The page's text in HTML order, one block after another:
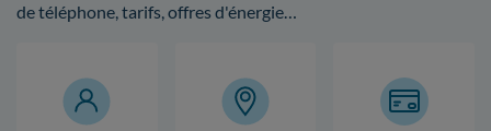
de téléphone, tarifs, offres d'énergie…